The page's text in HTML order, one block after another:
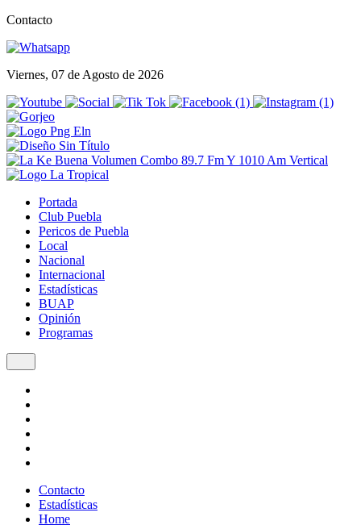
Contacto
Viernes, 07 de Agosto de 2026
Portada
Club Puebla
Pericos de Puebla
Local
Nacional
Internacional
Estadísticas
BUAP
Opinión
Programas
Contacto
Estadísticas
Home